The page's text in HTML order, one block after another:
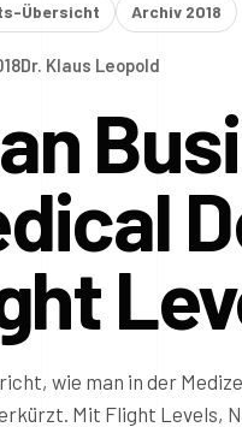
Übersicht Archiv 2018
Dr. Klaus Leopold
wie man in der
Mit Flight Levels,